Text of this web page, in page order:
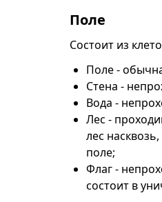
Поле
Состоит из
Поле -
Стена -
Вода -
Лес -
лес
поле;
Флаг -
состоит в